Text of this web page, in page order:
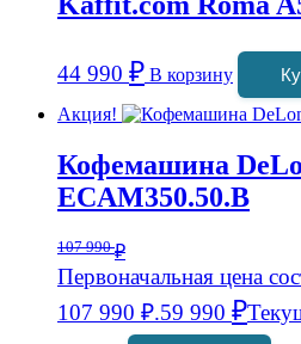
44 990 ₽ В корзину
Акция!
Кофемашина
ECAM350.50.B
107 990₽
Первоначальная цена
107 990 ₽.59 990 ₽